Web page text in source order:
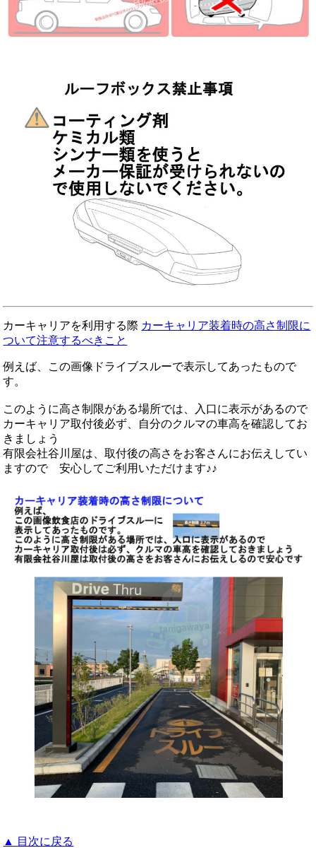
カーキャリアを利用する際 カーキャリア装着時の高さ制限に
ついて注意するべきこと
例えば、この画像ドライブスルーで表示してあったもので
す。
このように高さ制限がある場所では、入口に表示があるので
カーキャリア取付後必ず、自分のクルマの車高を確認してお
きましょう
有限会社谷川屋は、取付後の高さをお客さんにお伝えしてい
ますので 安心してご利用いただけます♪♪
▲ 目次に戻る